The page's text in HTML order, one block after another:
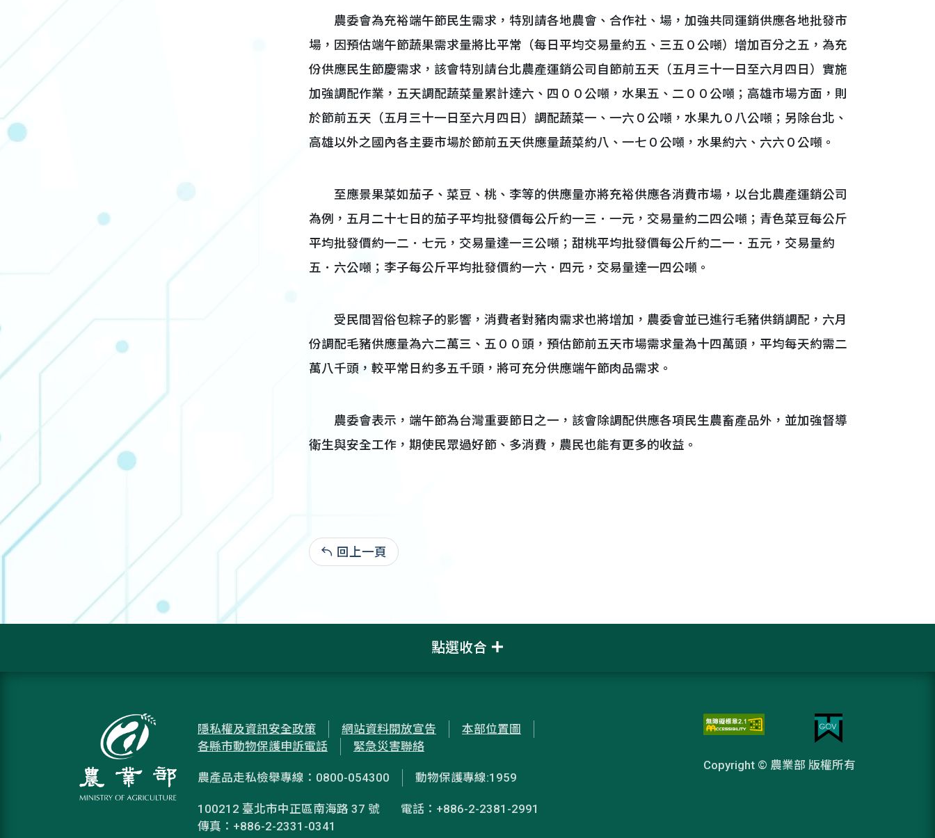
農委會為充裕端午節民生需求，特別請各地農會、合作社、場，加強共同運銷供應各地批發市
場，因預估端午節蔬果需求量將比平常（每日平均交易量約五、三五０公噸）增加百分之五，為充
份供應民生節慶需求，該會特別請台北農產運銷公司自節前五天（五月三十一日至六月四日）實施
加強調配作業，五天調配蔬菜量累計達六、四００公噸，水果五、二００公噸；高雄市場方面，則
於節前五天（五月三十一日至六月四日）調配蔬菜一、一六０公噸，水果九０八公噸；另除台北、
高雄以外之國內各主要市場於節前五天供應量蔬菜約八、一七０公噸，水果約六、六六０公噸。
至應景果菜如茄子、菜豆、桃、李等的供應量亦將充裕供應各消費市場，以台北農產運銷公司
為例，五月二十七日的茄子平均批發價每公斤約一三．一元，交易量約二四公噸；青色菜豆每公斤
平均批發價約一二．七元，交易量達一三公噸；甜桃平均批發價每公斤約二一．五元，交易量約
五．六公噸；李子每公斤平均批發價約一六．四元，交易量達一四公噸。
受民間習俗包粽子的影響，消費者對豬肉需求也將增加，農委會並已進行毛豬供銷調配，六月
份調配毛豬供應量為六二萬三、五００頭，預估節前五天市場需求量為十四萬頭，平均每天約需二
萬八千頭，較平常日約多五千頭，將可充分供應端午節肉品需求。
農委會表示，端午節為台灣重要節日之一，該會除調配供應各項民生農畜產品外，並加強督導
衛生與安全工作，期使民眾過好節、多消費，農民也能有更多的收益。
回上一頁
點選收合
隱私權及資訊安全政策 網站資料開放宣告
本部位置圖
各縣市動物保護申訴電話
緊急災害聯絡
農產品走私檢舉專線：0800-054300 動物保護專線:1959
100212 臺北市中正區南海路 37 號
電話：+886-2-2381-2991
傳真：+886-2-2331-0341
Copyright © 農業部 版權所有